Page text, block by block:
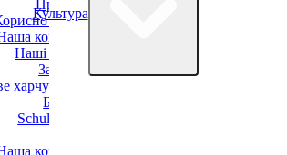
Про нас
знати
команда
Наші класи
Заняття
харчування
Батьки
Schulverein
команда
Культура